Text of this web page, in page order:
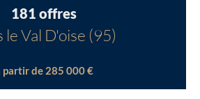
181 offres
le Val D'oise (95)
partir de 285 000 €